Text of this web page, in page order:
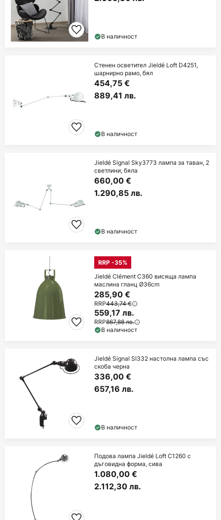
В наличност
Стенен осветител Jieldé Loft D4251,
шарнирно рамо, бял
454,75 €
889,41 лв.
В наличност
Jieldé Signal Sky3773 лампа за таван, 2
светлини, бяла
660,00 €
1.290,85 лв.
В наличност
RRP -35%
Jieldé Clément C360 висяща лампа
маслина гланц Ø36cm
285,90 €
RRP443,74 €
559,17 лв.
RRP867,88 лв.
В наличност
Jieldé Signal SI332 настолна лампа със
скоба черна
336,00 €
657,16 лв.
В наличност
Подова лампа Jieldé Loft C1260 с
дъговидна форма, сива
1.080,00 €
2.112,30 лв.